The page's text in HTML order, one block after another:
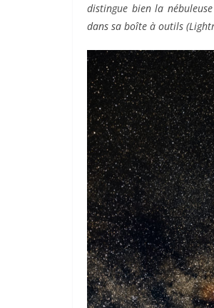
distingue bien la
dans sa boîte à outils